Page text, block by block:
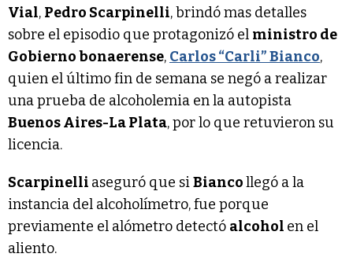
Vial, Pedro Scarpinelli, brindó mas detalles
sobre el episodio que protagonizó el ministro de
Gobierno bonaerense, Carlos “Carli” Bianco,
quien el último fin de semana se negó a realizar
una prueba de alcoholemia en la autopista
Buenos Aires-La Plata, por lo que retuvieron su
licencia.
Scarpinelli aseguró que siBiancollegó a la
instancia del alcoholímetro, fue porque
previamente el alómetro detectó alcohol en el
aliento.